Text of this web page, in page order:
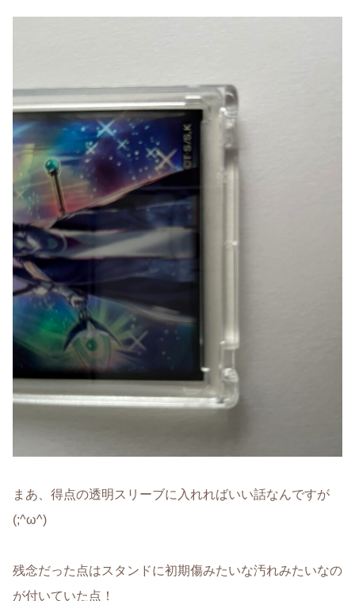
まあ、得点の透明スリーブに入れればいい話なんですが
(;^ω^)
残念だった点はスタンドに初期傷みたいな汚れみたいなの
が付いていた点！